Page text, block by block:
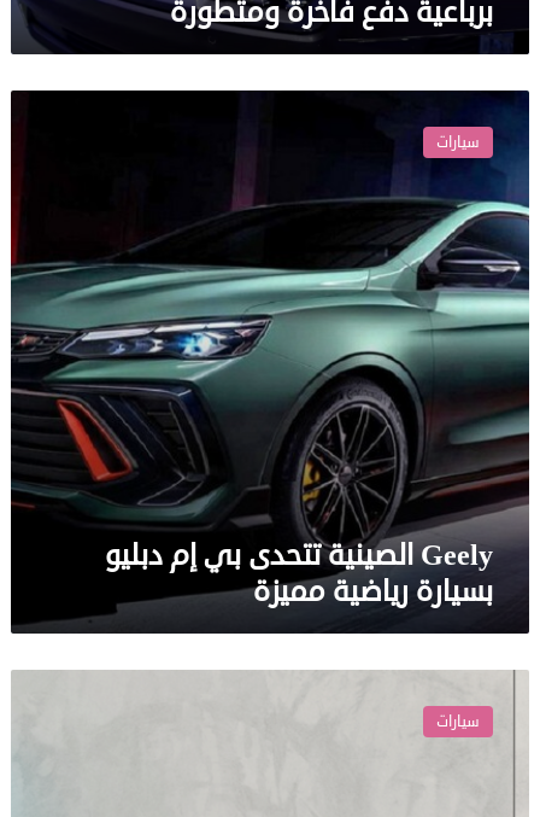
برباعية دفع فاخرة ومتطورة
Geely
الصينية
تتحدى
إم
دبليو
بسيارة
رياضية
مميزة
سيارات
Geely الصينية تتحدى بي إم دبليو
بسيارة رياضية مميزة
“تسلا” سيارات